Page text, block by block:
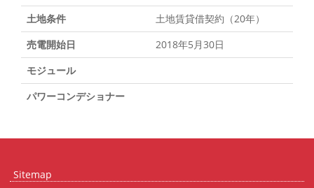
土地条件
土地賃貸借契約（20年）
売電開始日
2018年5月30日
モジュール
パワーコンデショナー
Sitemap